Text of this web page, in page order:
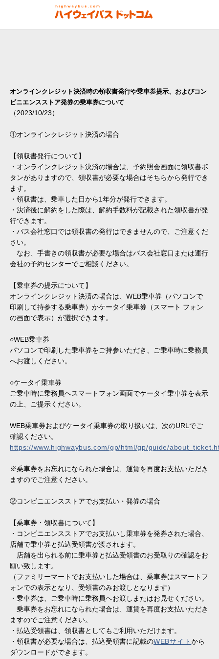
オンラインクレジット決済時の領収書発行や乗車券提示、およびコン
ビニエンスストア発券の乗車券について
（2023/10/23）
①オンラインクレジット決済の場合
【領収書発行について】
・オンラインクレジット決済の場合は、予約照会画面に領収書ボ
タンがありますので、領収書が必要な場合はそちらから発行でき
ます。
・領収書は、乗車した日から1年分が発行できます。
・決済後に解約をした際は、解約手数料が記載された領収書が発
行できます。
・バス会社窓口では領収書の発行はできませんので、ご注意くだ
さい。
なお、手書きの領収書が必要な場合はバス会社窓口または運行
会社の予約センターでご相談ください。
【乗車券の提示について】
オンラインクレジット決済の場合は、WEB乗車券（パソコンで
印刷して持参する乗車券）かケータイ乗車券（スマート フォン
の画面で表示）が選択できます。
○WEB乗車券
パソコンで印刷した乗車券をご持参いただき、ご乗車時に乗務員
へお渡しください。
○ケータイ乗車券
ご乗車時に乗務員へスマートフォン画面でケータイ乗車券を表示
の上、ご提示ください。
WEB乗車券およびケータイ乗車券の取り扱いは、次のURLでご
確認ください。
https://www.highwaybus.com/gp/html/gp/guide/
※乗車券をお忘れになられた場合は、運賃を再度お支払いただき
ますのでご注意ください。
②コンビニエンスストアでお支払い・発券の場合
【乗車券・領収書について】
・コンビニエンスストアでお支払いし乗車券を発券された場合、
店舗で乗車券と払込受領書が渡されます。
店舗を出られる前に乗車券と払込受領書のお受取りの確認をお
願い致します。
（ファミリーマートでお支払いした場合は、乗車券はスマートフ
ォンでの表示となり、受領書のみお渡しとなります）
・乗車券は、ご乗車時に乗務員へお渡しまたはお見せください。
乗車券をお忘れになられた場合は、運賃を再度お支払いただき
ますのでご注意ください。
・払込受領書は、領収書としてもご利用いただけます。
・領収書が必要な場合は、払込受領書に記載のWEBサイトから
ダウンロードができます。